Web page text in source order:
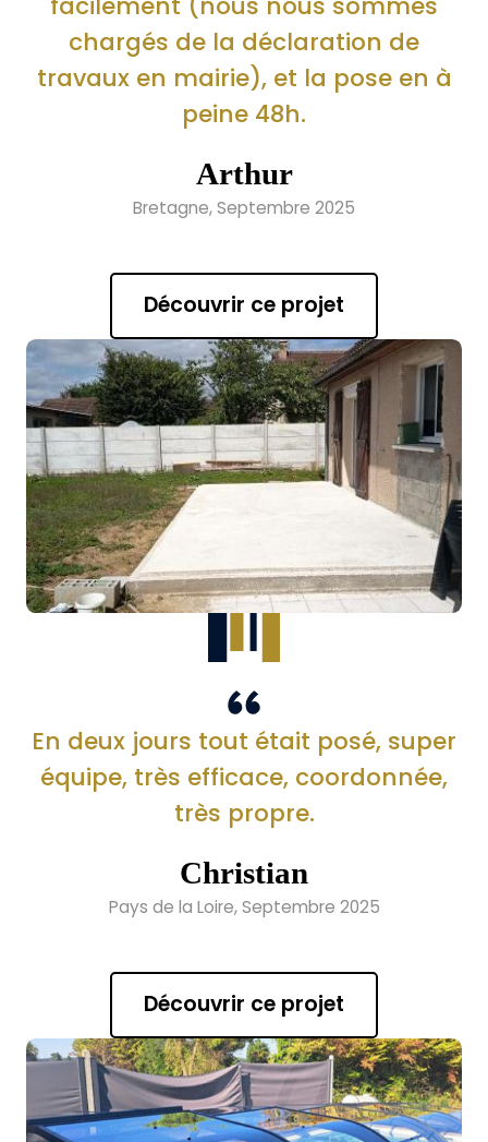
chargés de la déclaration de
travaux en mairie), et la pose en à
peine 48h.
Arthur
Bretagne, Septembre 2025
Découvrir ce projet
En deux jours tout était posé, super
équipe, très efficace, coordonnée,
très propre.
Christian
Pays de la Loire, Septembre 2025
Découvrir ce projet